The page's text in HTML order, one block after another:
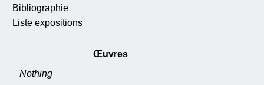
Bibliographie
Liste expositions
Œuvres
Nothing